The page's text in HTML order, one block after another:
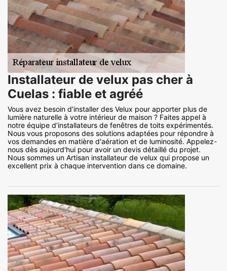
Installateur de velux pas cher à
Cuelas : fiable et agréé
Vous avez besoin d’installer des Velux pour apporter plus de
lumière naturelle à votre intérieur de maison ? Faites appel à
notre équipe d’installateurs de fenêtres de toits expérimentés.
Nous vous proposons des solutions adaptées pour répondre à
vos demandes en matière d'aération et de luminosité. Appelez-
nous dès aujourd'hui pour avoir un devis détaillé du projet.
Nous sommes un Artisan installateur de velux qui propose un
excellent prix à chaque intervention dans ce domaine.